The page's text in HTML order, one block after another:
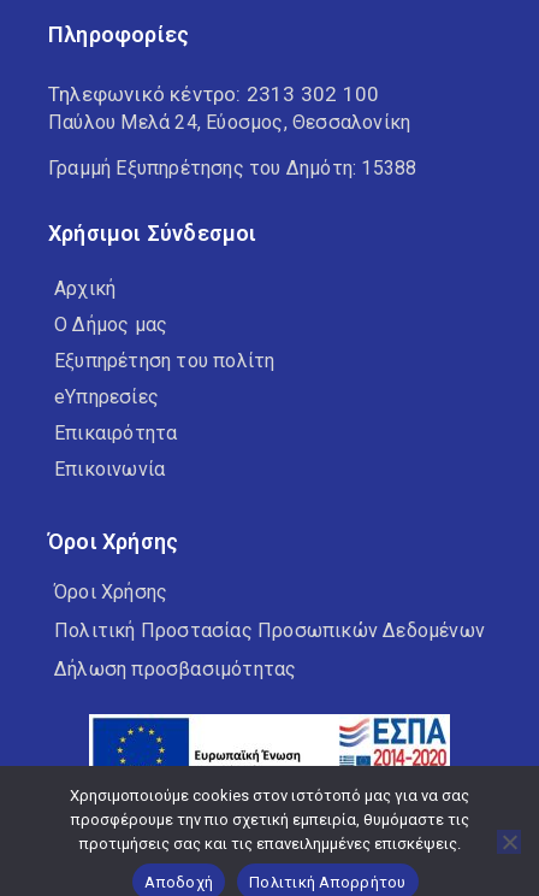
Πληροφορίες
Τηλεφωνικό κέντρο: 2313 302 100
Παύλου Μελά 24, Εύοσμος, Θεσσαλονίκη
Γραμμή Εξυπηρέτησης του Δημότη: 15388
Χρήσιμοι Σύνδεσμοι
Αρχική
Ο Δήμος μας
Εξυπηρέτηση του πολίτη
eΥπηρεσίες
Επικαιρότητα
Επικοινωνία
Όροι Χρήσης
Όροι Χρήσης
Πολιτική Προστασίας Προσωπικών Δεδομένων
Δήλωση προσβασιμότητας
Copyright © 2026 Δήμος Κορδελιού Ευόσμου
Χρησιμοποιούμε cookies στον ιστότοπό μας για να σας
προσφέρουμε την πιο σχετική εμπειρία, θυμόμαστε τις
προτιμήσεις σας και τις επανειλημμένες επισκέψεις.
Αποδοχή Πολιτική Απορρήτου